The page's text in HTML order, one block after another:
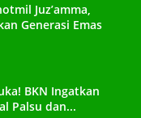
Juz’amma,
Generasi Emas
BKN Ingatkan
Palsu dan...